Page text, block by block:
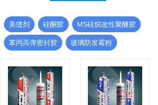
美缝剂 硅酮胶 MS硅烷改性聚醚胶
苯丙高弹密封胶 玻璃防发霉粉